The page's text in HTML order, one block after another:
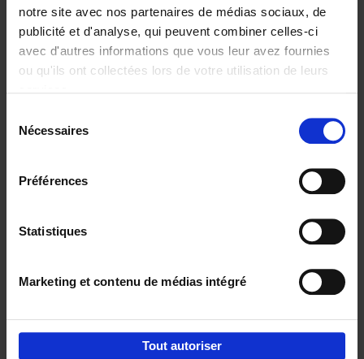
notre site avec nos partenaires de médias sociaux, de
publicité et d'analyse, qui peuvent combiner celles-ci
avec d'autres informations que vous leur avez fournies
ou qu'ils ont collectées lors de votre utilisation de leurs
Nécessaires
Préférences
Statistiques
Marketing et contenu de médias intégré
Tout autoriser
€29,99
Digital marketing like a PRO -
completely revised edition (EN)